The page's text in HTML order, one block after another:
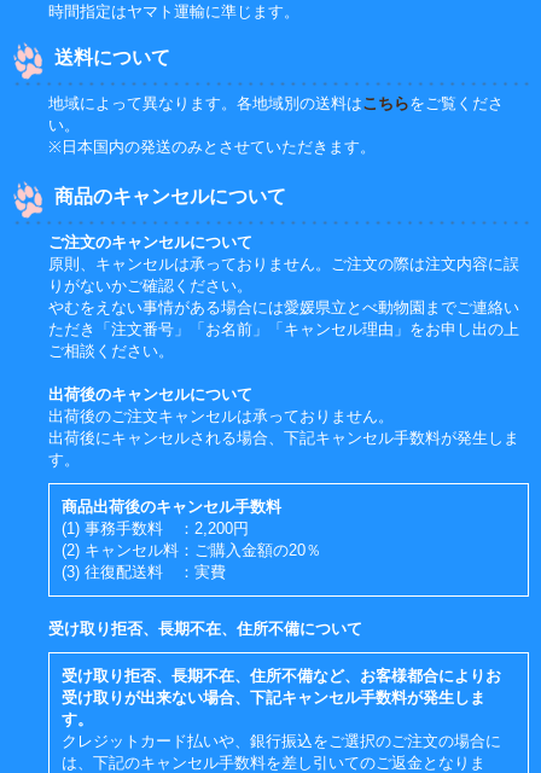
時間指定はヤマト運輸に準じます。
送料について
地域によって異なります。各地域別の送料はこちらをご覧くださ
い。
※日本国内の発送のみとさせていただきます。
商品のキャンセルについて
ご注文のキャンセルについて
原則、キャンセルは承っておりません。ご注文の際は注文内容に誤
りがないかご確認ください。
やむをえない事情がある場合には愛媛県立とべ動物園までご連絡い
ただき「注文番号」「お名前」「キャンセル理由」をお申し出の上
ご相談ください。
出荷後のキャンセルについて
出荷後のご注文キャンセルは承っておりません。
出荷後にキャンセルされる場合、下記キャンセル手数料が発生しま
す。
商品出荷後のキャンセル手数料
(1) 事務手数料 ：2,200円
(2) キャンセル料：ご購入金額の20％
(3) 往復配送料 ：実費
受け取り拒否、長期不在、住所不備について
受け取り拒否、長期不在、住所不備など、お客様都合によりお
受け取りが出来ない場合、下記キャンセル手数料が発生しま
す。
クレジットカード払いや、銀行振込をご選択のご注文の場合に
は、下記のキャンセル手数料を差し引いてのご返金となりま